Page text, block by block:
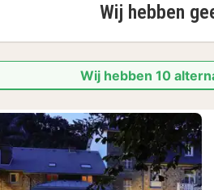
Wij hebben
Wij hebben 10